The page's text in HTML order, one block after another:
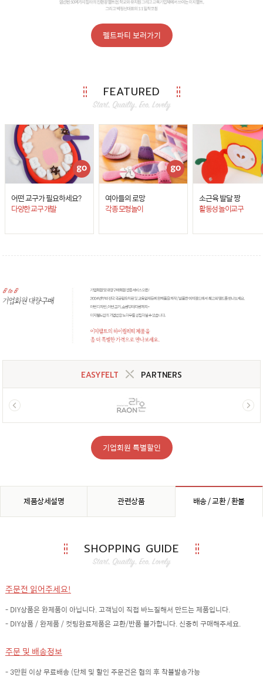
펠트파티 보러가기
FEATURED
어떤 교구가 필요하세요?
다양한 교구 개발
여아들의 로망
각종 모형놀이
소근육 발달 짱
활동성 놀이교구
EASYFELT PARTNERS
기업회원 특별할인
제품상세설명 관련상품 배송 / 교환 / 환불
SHOPPING GUIDE
주문전 읽어주세요!
- DIY상품은 완제품이 아닙니다. 고객님이 직접 바느질해서 만드는 제품입니다.
- DIY상품 / 완제품 / 컷팅완료제품은 교환/반품 불가합니다. 신중히 구매해주세요.
주문 및 배송정보
- 3만원 이상 무료배송 (단체 및 할인 주문건은 협의 후 착불발송가능